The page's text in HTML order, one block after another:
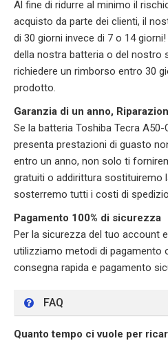
Al fine di ridurre al minimo il
acquisto da parte dei clienti, il
di 30 giorni invece di 7 o 14
della nostra batteria o del nostro
richiedere un rimborso entro 30
prodotto.
Garanzia di un anno,
Se la batteria Toshiba Tecra
presenta prestazioni di guasto
entro un anno, non solo ti
gratuiti o addirittura sostituiremo
sosterremo tutti i costi di
Pagamento 100% di sicurezza
Per la sicurezza del tuo account
utilizziamo metodi di pagamento
consegna rapida e pagamento
FAQ
Quanto tempo ci vuole per